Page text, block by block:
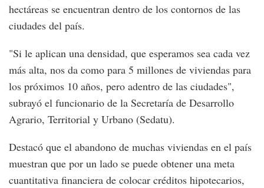
hectáreas se encuentran dentro de los contornos de las
ciudades del país.
"Si le aplican una densidad, que esperamos sea cada vez
más alta, nos da como para 5 millones de viviendas para
los próximos 10 años, pero adentro de las ciudades",
subrayó el funcionario de la Secretaría de Desarrollo
Agrario, Territorial y Urbano (Sedatu).
Destacó que el abandono de muchas viviendas en el país
muestran que por un lado se puede obtener una meta
cuantitativa financiera de colocar créditos hipotecarios,